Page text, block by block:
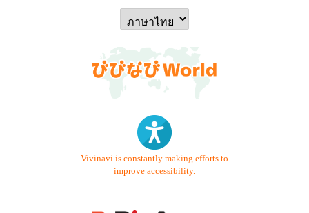
Vivinavi is constantly making efforts to
improve accessibility.